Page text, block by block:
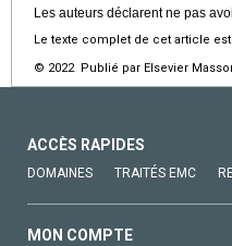
Les auteurs déclarent ne pas
Le texte complet de cet article
© 2022 Publié par Elsevier
ACCÈS RAPIDES
DOMAINES TRAITÉS EMC
MON COMPTE